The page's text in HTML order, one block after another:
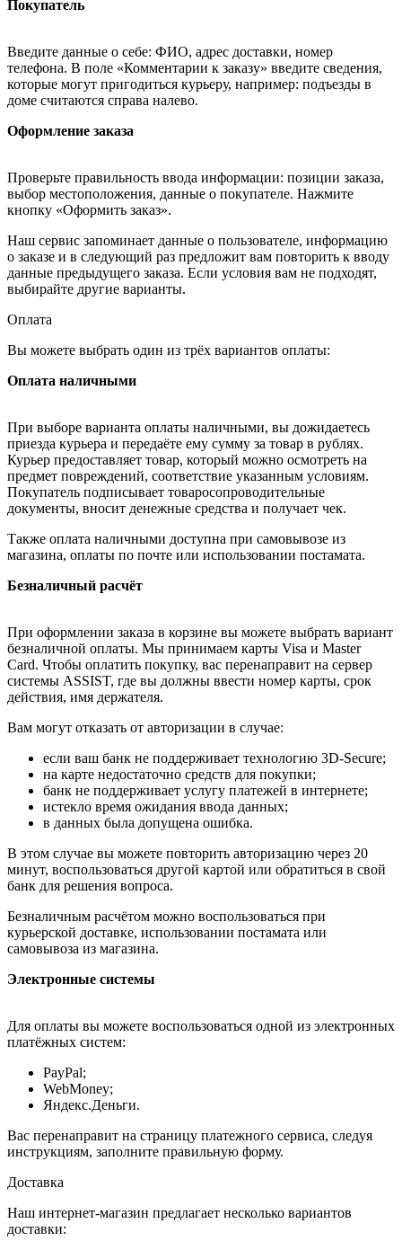
Покупатель
Введите данные о себе: ФИО, адрес доставки, номер
телефона. В поле «Комментарии к заказу» введите сведения,
которые могут пригодиться курьеру, например: подъезды в
доме считаются справа налево.
Оформление заказа
Проверьте правильность ввода информации: позиции заказа,
выбор местоположения, данные о покупателе. Нажмите
кнопку «Оформить заказ».
Наш сервис запоминает данные о пользователе, информацию
о заказе и в следующий раз предложит вам повторить к вводу
данные предыдущего заказа. Если условия вам не подходят,
выбирайте другие варианты.
Оплата
Вы можете выбрать один из трёх вариантов оплаты:
Оплата наличными
При выборе варианта оплаты наличными, вы дожидаетесь
приезда курьера и передаёте ему сумму за товар в рублях.
Курьер предоставляет товар, который можно осмотреть на
предмет повреждений, соответствие указанным условиям.
Покупатель подписывает товаросопроводительные
документы, вносит денежные средства и получает чек.
Также оплата наличными доступна при самовывозе из
магазина, оплаты по почте или использовании постамата.
Безналичный расчёт
При оформлении заказа в корзине вы можете выбрать вариант
безналичной оплаты. Мы принимаем карты Visa и Master
Card. Чтобы оплатить покупку, вас перенаправит на сервер
системы ASSIST, где вы должны ввести номер карты, срок
действия, имя держателя.
Вам могут отказать от авторизации в случае:
если ваш банк не поддерживает технологию 3D-Secure;
на карте недостаточно средств для покупки;
банк не поддерживает услугу платежей в интернете;
истекло время ожидания ввода данных;
в данных была допущена ошибка.
В этом случае вы можете повторить авторизацию через 20
минут, воспользоваться другой картой или обратиться в свой
банк для решения вопроса.
Безналичным расчётом можно воспользоваться при
курьерской доставке, использовании постамата или
самовывоза из магазина.
Электронные системы
Для оплаты вы можете воспользоваться одной из электронных
платёжных систем:
PayPal;
WebMoney;
Яндекс.Деньги.
Вас перенаправит на страницу платежного сервиса, следуя
инструкциям, заполните правильную форму.
Доставка
Наш интернет-магазин предлагает несколько вариантов
доставки: